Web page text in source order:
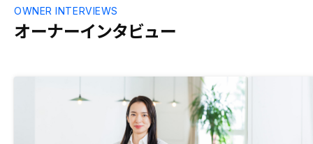
直しを行えた事もよかったと思っていま
す。 これから確定申告等の対応等を踏ま
え、良いサービスだと思えたら次の物件の
からのレコメンドや、プッシュ通知機能等
があれば良いかと思います。
オーナーインタビュー
OWNER INTERVIEWS